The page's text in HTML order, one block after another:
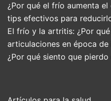
¿Por qué el frío aumenta
tips efectivos para
El frío y la artritis: ¿Por
articulaciones en época de
¿Por qué siento que